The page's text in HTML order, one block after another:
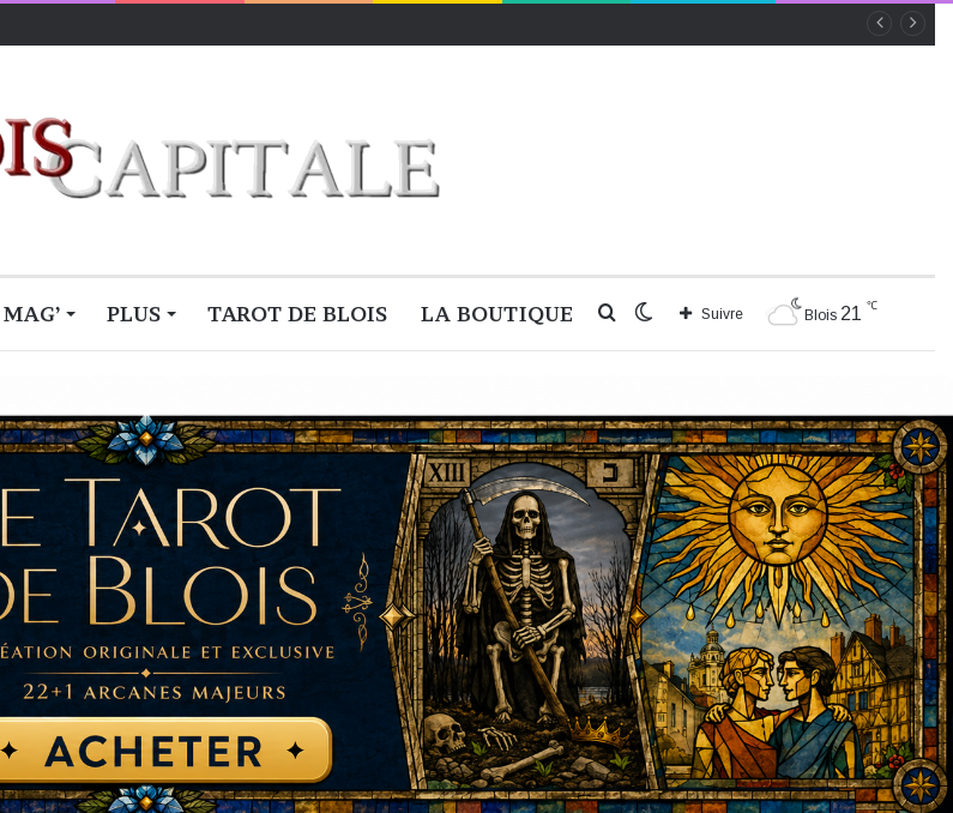
MAG’ PLUS TAROT DE BLOIS LA BOUTIQUE Blois 21 ℃
Suivre
Switch
Rechercher